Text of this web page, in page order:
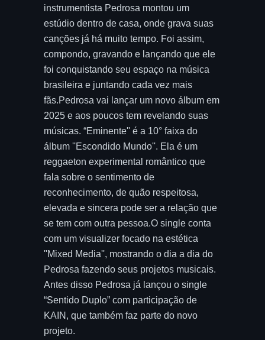
instrumentista Pedrosa montou um
estúdio dentro de casa, onde grava suas
canções já há muito tempo. Foi assim,
compondo, gravando e lançando que ele
foi conquistando seu espaço na música
brasileira e juntando cada vez mais
fãs.Pedrosa vai lançar um novo álbum em
2025 e aos poucos tem revelando suas
músicas. “Eminente'' é a 10° faixa do
álbum ''Escondido Mundo''. Ela é um
reggaeton experimental romântico que
fala sobre o sentimento de
reconhecimento, de quão respeitosa,
elevada e sincera pode ser a relação que
se tem com outra pessoa.O single conta
com um visualizer focado na estética
''Mixed Media'', mostrando o dia a dia do
Pedrosa fazendo seus projetos musicais.
Antes disso Pedrosa já lançou o single
“Sentido Duplo” com participação de
KAIN, que também faz parte do novo
projeto.